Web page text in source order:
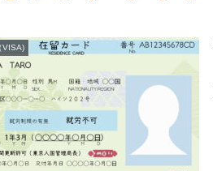
VISA)